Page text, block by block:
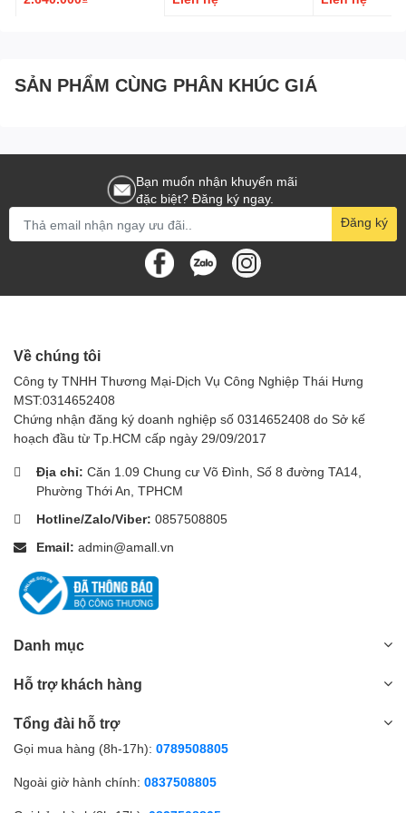
- CN Thủ Đức: số 8 Đường 15, Phường Linh Trung, Tp. Thủ Đức
- Website : Https://Amall.Vn
SẢN PHẨM CÙNG PHÂN KHÚC GIÁ
Bạn muốn nhận khuyến mãi
đặc biệt? Đăng ký ngay.
Đăng ký
Về chúng tôi
Công ty TNHH Thương Mại-Dịch Vụ Công Nghiệp Thái Hưng
MST:0314652408
Chứng nhận đăng ký doanh nghiệp số 0314652408 do Sở kế
hoạch đầu từ Tp.HCM cấp ngày 29/09/2017
Địa chỉ: Căn 1.09 Chung cư Võ Đình, Số 8 đường TA14,
Phường Thới An, TPHCM
Hotline/Zalo/Viber: 0857508805
Email: admin@amall.vn
Danh mục
Hỗ trợ khách hàng
Tổng đài hỗ trợ
Gọi mua hàng (8h-17h): 0789508805
Ngoài giờ hành chính: 0837508805